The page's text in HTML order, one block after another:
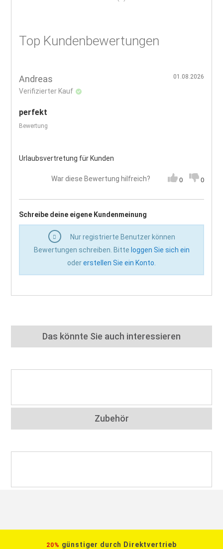
Top Kundenbewertungen
Andreas
Verifizierter Kauf
01.08.2026
perfekt
Bewertung
Urlaubsvertretung für Kunden
War diese Bewertung hilfreich? 0 0
Schreibe deine eigene Kundenmeinung
Nur registrierte Benutzer können
Bewertungen schreiben. Bitte loggen Sie sich ein
odererstellen Sie ein Konto
Das könnte Sie auch interessieren
Zubehör
20% günstiger durch Direktvertrieb